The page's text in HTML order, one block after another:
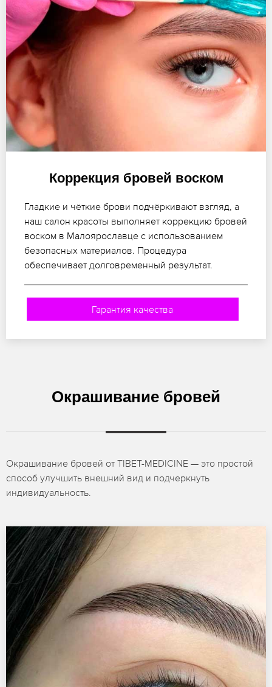
Коррекция бровей воском
Гладкие и чёткие брови подчёркивают взгляд, а
наш салон красоты выполняет коррекцию бровей
воском в Малоярославце с использованием
безопасных материалов. Процедура
обеспечивает долговременный результат.
Гарантия качества
Окрашивание бровей
Окрашивание бровей от TIBET-MEDICINE — это простой
способ улучшить внешний вид и подчеркнуть
индивидуальность.